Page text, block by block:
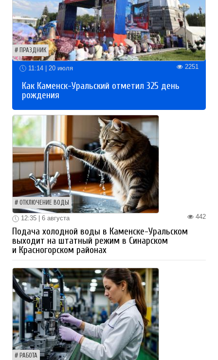
ПРАЗДНИК
11:14 | 20 июля 2251
Как Каменск-Уральский отметил 325 день
рождения
ОТКЛЮЧЕНИЕ ВОДЫ
442
12:35 | 6 августа
Подача холодной воды в Каменске-Уральском
выходит на штатный режим в Синарском
и Красногорском районах
РАБОТА